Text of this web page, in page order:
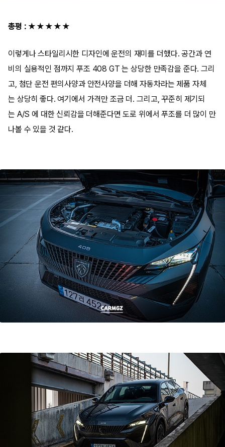
총평 : ★★★★★
이렇게나 스타일리시한 디자인에 운전의 재미를 더했다. 공간과 연
비의 실용적인 점까지 푸조 408 GT 는 상당한 만족감을 준다. 그리
고, 첨단 운전 편의사양과 안전사양을 더해 자동차라는 제품 자체
는 상당히 좋다. 여기에서 가격만 조금 더. 그리고, 꾸준히 제기되
는 A/S 에 대한 신뢰감을 더해준다면 도로 위에서 푸조를 더 많이 만
나볼 수 있을 것 같다.